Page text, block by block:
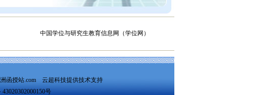
中国学位与研究生教育信息网（学位网）
函授站.com 云超科技提供技术支持
号